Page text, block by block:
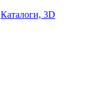
Каталоги, 3D